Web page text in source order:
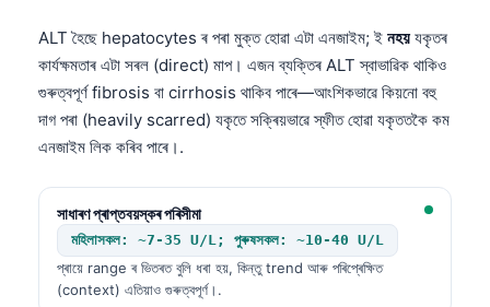
ALT হৈছে hepatocytes ৰ পৰা মুক্ত হোৱা এটা এনজাইম; ই নহয়যকৃতৰ
কাৰ্যক্ষমতাৰ এটা সৰল (direct) মাপ। এজন ব্যক্তিৰ ALT স্বাভাৱিক থাকিও
গুৰুত্বপূৰ্ণ fibrosis বা cirrhosis থাকিব পাৰে—আংশিকভাৱে কিয়নো বহু
দাগ পৰা (heavily scarred) যকৃতে সক্ৰিয়ভাৱে স্ফীত হোৱা যকৃততকৈ কম
এনজাইম লিক কৰিব পাৰে।.
সাধাৰণ প্ৰাপ্তবয়স্কৰ পৰিসীমা
মহিলাসকল: ~7-35 U/L; পুৰুষসকল: ~10-40 U/L
প্ৰায়ে range ৰ ভিতৰত বুলি ধৰা হয়, কিন্তু trend আৰু পৰিপ্ৰেক্ষিত
(context) এতিয়াও গুৰুত্বপূৰ্ণ।.